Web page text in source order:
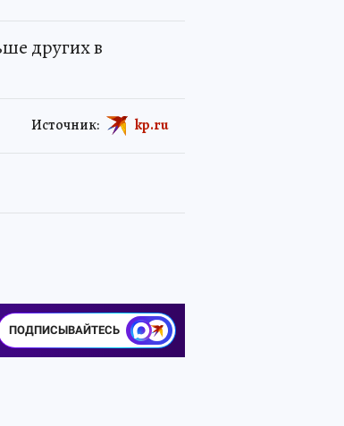
других в
Источник: kp.ru
ПОДПИСЫВАЙТЕСЬ